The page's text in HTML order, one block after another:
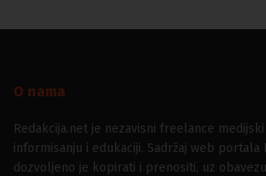
O nama
Redakcija.net je nezavisni freelance
informisanju i edukaciji. Sadržaj web portala
dozvoljeno je kopirati i prenositi, uz